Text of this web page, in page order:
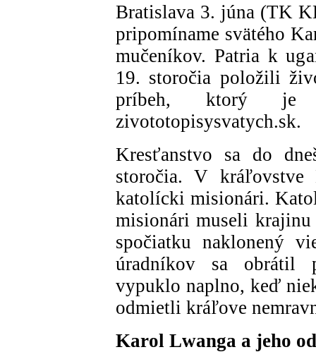
Bratislava 3. júna (TK
pripomíname svätého
mučeníkov. Patria k
19. storočia položili
príbeh, ktorý je
zivototopisysvatych.sk.
Kresťanstvo sa do
storočia. V kráľovstve
katolícki misionári.
misionári museli
spočiatku naklonený
úradníkov sa obrátil
vypuklo naplno, keď
odmietli kráľove
Karol Lwanga a jeho